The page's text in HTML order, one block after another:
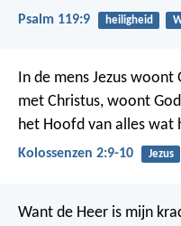
Psalm 119:9 heiligheid
In de mens Jezus woont
met Christus, woont
het Hoofd van alles wat
Kolossenzen 2:9-10 Jezus
Want de Heer is mijn